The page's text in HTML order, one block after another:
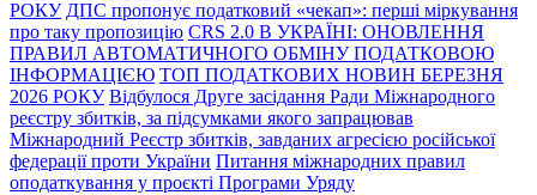
РОКУ ДПС пропонує податковий «чекап»: перші міркування
про таку пропозицію CRS 2.0 В УКРАЇНІ: ОНОВЛЕННЯ
ПРАВИЛ АВТОМАТИЧНОГО ОБМІНУ ПОДАТКОВОЮ
ІНФОРМАЦІЄЮ TOП ПОДАТКОВИХ НОВИН БЕРЕЗНЯ
2026 РОКУ Відбулося Друге засідання Ради Міжнародного
реєстру збитків, за підсумками якого запрацював
Міжнародний Реєстр збитків, завданих агресією російської
федерації проти України Питання міжнародних правил
оподаткування у проєкті Програми Уряду